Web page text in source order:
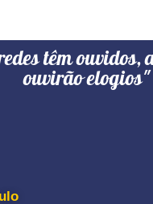
têm ouvidos,
ouvirão elogios"